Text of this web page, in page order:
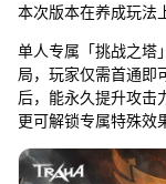
本次版本在养成玩法
单人专属「挑战之塔
局，玩家仅需首通即
后，能永久提升攻击
更可解锁专属特殊效